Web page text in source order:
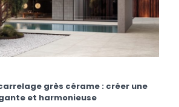
grès cérame : créer une
et harmonieuse